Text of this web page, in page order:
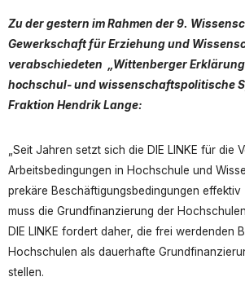
Zu der gestern im Rahmen der 9.
Gewerkschaft für Erziehung und
verabschiedeten „Wittenberger
hochschul- und wissenschaftspolitische
Fraktion Hendrik Lange:
„Seit Jahren setzt sich die DIE LINKE für die
Arbeitsbedingungen in Hochschule und
prekäre Beschäftigungsbedingungen effektiv
muss die Grundfinanzierung der
DIE LINKE fordert daher, die frei werdenden
Hochschulen als dauerhafte
stellen.